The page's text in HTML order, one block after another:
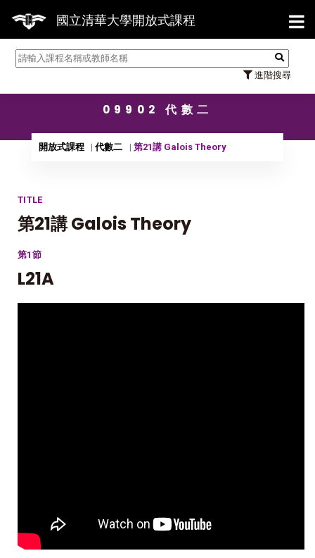
國立清華大學開放式課程
進階搜尋
【
09902 代數二
開放式課程 代數二 第21講 Galois Theory
TITLE
第21講 Galois Theory
第1節
L21A